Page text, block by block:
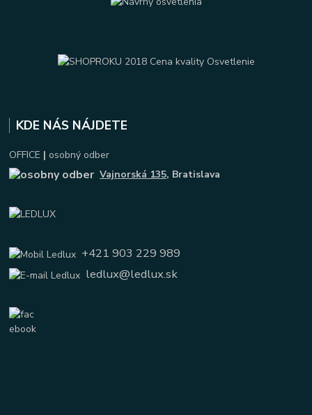
KDE NÁS NÁJDETE
OFFICE | osobný odber
Vajnorská 135, Bratislava
+421 903 229 989
ledlux@ledlux.sk